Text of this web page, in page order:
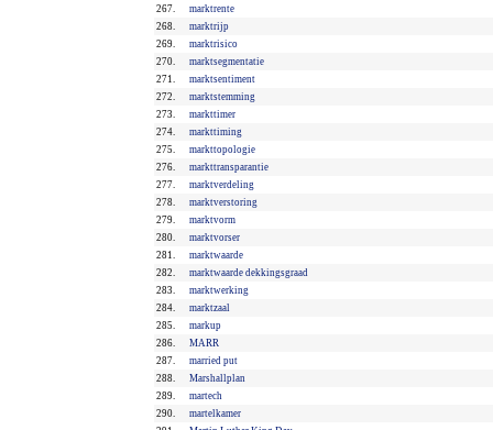
267.
marktrente
268.
marktrijp
269.
marktrisico
270.
marktsegmentatie
271.
marktsentiment
272.
marktstemming
273.
markttimer
274.
markttiming
275.
markttopologie
276.
markttransparantie
277.
marktverdeling
278.
marktverstoring
279.
marktvorm
280.
marktvorser
281.
marktwaarde
282.
marktwaarde dekkingsgraad
283.
marktwerking
284.
marktzaal
285.
markup
286.
MARR
287.
married put
288.
Marshallplan
289.
martech
290.
martelkamer